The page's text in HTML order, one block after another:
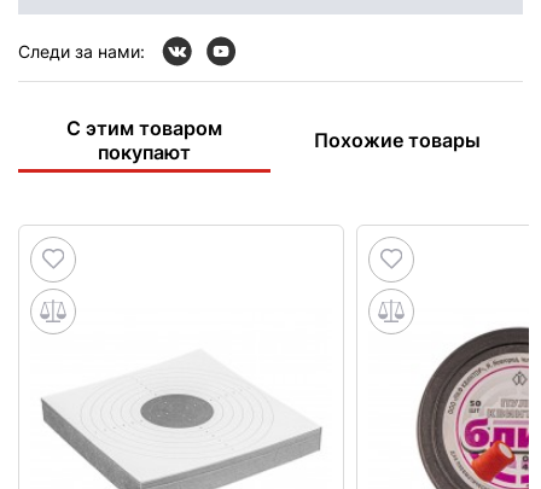
Следи за нами:
С этим товаром
покупают
Похожие товары